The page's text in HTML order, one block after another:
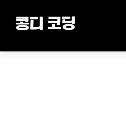
content콩디 코딩